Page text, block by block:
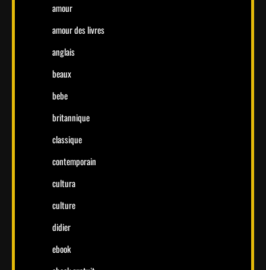
amour
amour des livres
anglais
beaux
bebe
britannique
classique
contemporain
cultura
culture
didier
ebook